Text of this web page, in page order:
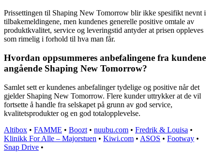
Prissettingen til Shaping New Tomorrow blir ikke spesifikt nevnt i
tilbakemeldingene, men kundenes generelle positive omtale av
produktkvalitet, service og leveringstid antyder at prisen oppleves
som rimelig i forhold til hva man får.
Hvordan oppsummeres anbefalingene fra kundene
angående Shaping New Tomorrow?
Samlet sett er kundenes anbefalinger tydelige og positive når det
gjelder Shaping New Tomorrow. Flere kunder uttrykker at de vil
fortsette å handle fra selskapet på grunn av god service,
kvalitetsprodukter og en god totalopplevelse.
Altibox • FAMME • Boozt • nuubu.com • Fredrik & Louisa •
Klinikk For Alle – Majorstuen • Kiwi.com • ASOS • Footway •
Snap Drive •